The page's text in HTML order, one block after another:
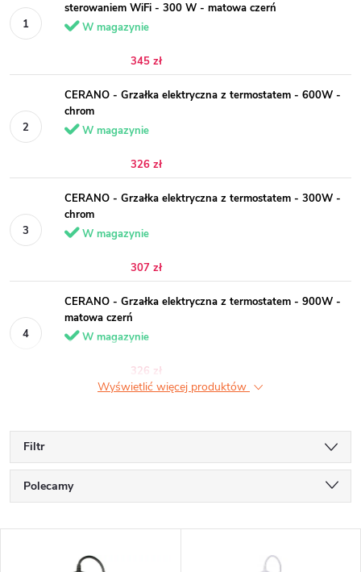
sterowaniem WiFi - 300 W - matowa czerń
W magazynie
345 zł
CERANO - Grzałka elektryczna z termostatem - 600W -
chrom
W magazynie
326 zł
CERANO - Grzałka elektryczna z termostatem - 300W -
chrom
W magazynie
307 zł
CERANO - Grzałka elektryczna z termostatem - 900W -
matowa czerń
W magazynie
326 zł
Wyświetlić więcej produktów
Filtr
Polecamy